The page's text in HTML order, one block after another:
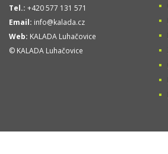
Tel.: +420 577 131 571
Email: info@kalada.cz
Web: KALADA Luhačovice
© KALADA Luhačovice